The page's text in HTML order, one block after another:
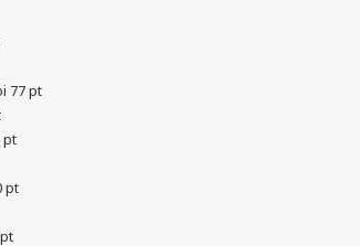
77 pt
pt
pt